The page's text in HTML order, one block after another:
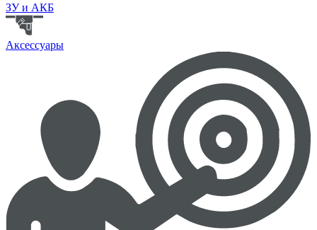
ЗУ и АКБ
Аксессуары